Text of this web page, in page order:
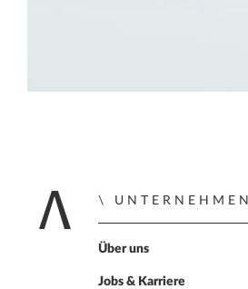
Home
UNTERNEHMEN
Über uns
Jobs & Karriere